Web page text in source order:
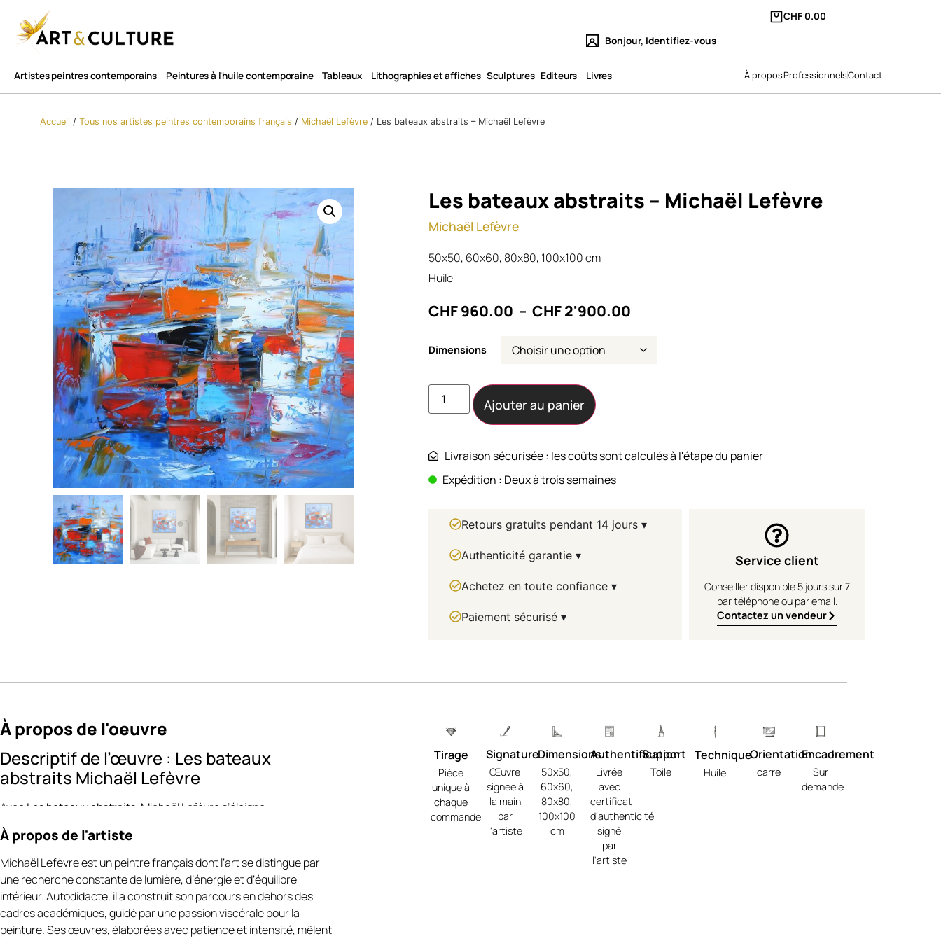
Bonjour, Identifiez-vous
CHF0.00
Artistes peintres contemporains Peintures à l'huile contemporaine Tableaux​ Lithographies et affiches Sculptures Editeurs Livres À proposProfessionnelsContact
Accueil /Tous nos artistes peintres contemporains​ français / Michaël Lefèvre / Les bateaux abstraits – Michaël Lefèvre
Les bateaux abstraits – Michaël Lefèvre
Michaël Lefèvre
50x50, 60x60, 80x80, 100x100 cm
Huile
CHF960.00 – CHF2'900.00
Dimensions
Ajouter au panier
Livraison sécurisée : les coûts sont calculés à l'étape du panier
Expédition : Deux à trois semaines
Retours gratuits pendant 14 jours ▾
Authenticité garantie ▾
Achetez en toute confiance ▾
Paiement sécurisé ▾
Service client
Conseiller disponible 5 jours sur 7
par téléphone ou par email.
Contactez un vendeur
À propos de l'oeuvre
Descriptif de l’œuvre : Les bateaux
abstraits Michaël Lefèvre
Avec Les bateaux abstraits , Michaël Lefèvre s’éloigne
volontairement de la figuration directe pour proposer une lecture
libre et contemporaine du paysage maritime. Les embarcations ne
sont plus décrites, maissuggérées par des blocs colorés, des
strates et des rythmes horizontaux, évoquant coques, quais et
reflets https://art-et-culture.ch/categorie-produit/artiste-peintre-
contemporain-francais/michael-lefevre/.
La composition Les bateaux abstraits repose sur une construction
À propos de l'artiste
Michaël Lefèvre est un peintre français dont l’art se distingue par
une recherche constante de lumière, d’énergie et d’équilibre
intérieur. Autodidacte, il a construit son parcours en dehors des
cadres académiques, guidé par une passion viscérale pour la
peinture. Ses œuvres, élaborées avec patience et intensité, mêlent
Tirage
Pièce
unique à
chaque
commande
Signature
Œuvre
signée à
la main
par
l'artiste
Dimensions
50x50,
60x60,
80x80,
100x100
cm
Authentification
Livrée
avec
certificat
d'authenticité
signé
par
l'artiste
Support
Toile
Technique
Huile
Orientation
carre
Encadrement
Sur
demande